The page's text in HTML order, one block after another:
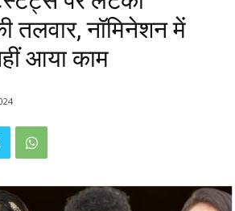
तलवार, नॉमिनेशन में
आया काम